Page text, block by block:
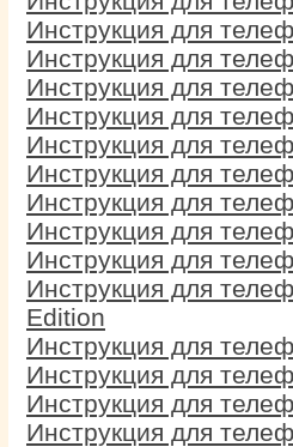
Инструкция для
Инструкция для
Инструкция для
Инструкция для
Инструкция для
Инструкция для
Инструкция для
Инструкция для
Инструкция для
Инструкция для
Edition
Инструкция для
Инструкция для
Инструкция для
Инструкция для